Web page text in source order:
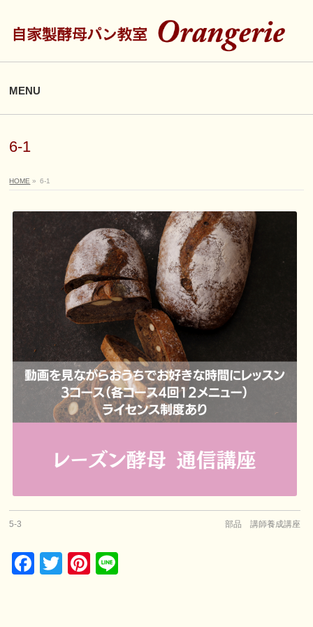
MENU
6-1
HOME » 6-1
5-3 部品 講師養成講座
Facebook
TwitterPinterest